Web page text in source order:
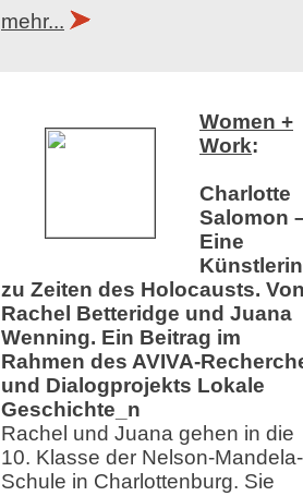
mehr...
Women +
Work:
Charlotte
Salomon
Eine
Künstlerin
zu Zeiten des Holocausts.
Rachel Betteridge und Juana
Wenning. Ein Beitrag im
Rahmen des AVIVA-
und Dialogprojekts Lokale
Geschichte_n
Rachel und Juana gehen in die
10. Klasse der Nelson-Mandela-
Schule in Charlottenburg. Sie